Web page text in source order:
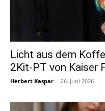
Licht aus dem
2Kit-PT von Kaiser
Herbert Kaspar - 26. Juni 2026